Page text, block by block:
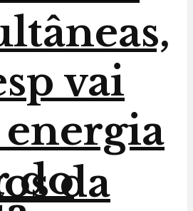
da
vai
do